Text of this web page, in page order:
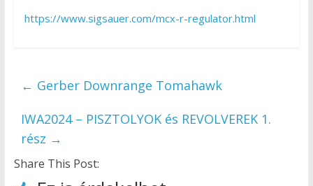
https://www.sigsauer.com/mcx-r-regulator.html
← Gerber Downrange Tomahawk
IWA2024 – PISZTOLYOK és REVOLVEREK 1.
rész →
Share This Post: